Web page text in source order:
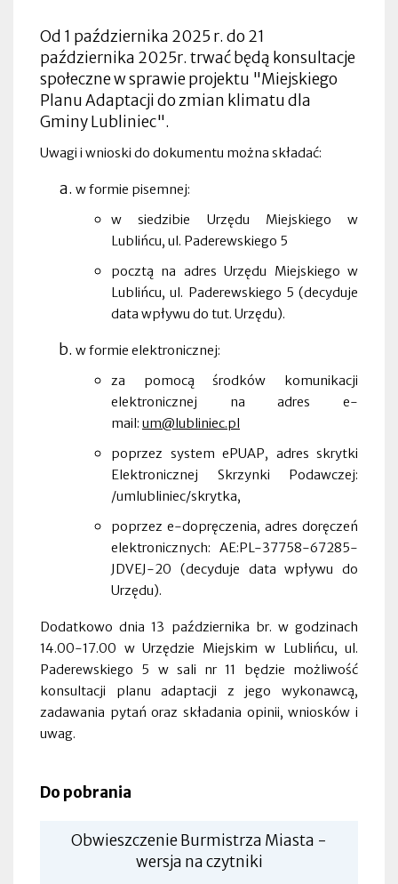
Od 1 października 2025 r. do 21
października 2025r. trwać będą konsultacje
społeczne w sprawie projektu "Miejskiego
Planu Adaptacji do zmian klimatu dla
Gminy Lubliniec".
Uwagi i wnioski do dokumentu można składać:
w formie pisemnej:
w siedzibie Urzędu Miejskiego w
Lublińcu, ul. Paderewskiego 5
pocztą na adres Urzędu Miejskiego w
Lublińcu, ul. Paderewskiego 5 (decyduje
data wpływu do tut. Urzędu).
w formie elektronicznej:
za pomocą środków komunikacji
elektronicznej na adres e-
mail: um@lubliniec.pl
poprzez system ePUAP, adres skrytki
Elektronicznej Skrzynki Podawczej:
/umlubliniec/skrytka,
poprzez e-dopręczenia, adres doręczeń
elektronicznych: AE:PL-37758-67285-
JDVEJ-20 (decyduje data wpływu do
Urzędu).
Dodatkowo dnia 13 października br. w godzinach
14.00-17.00 w Urzędzie Miejskim w Lublińcu, ul.
Paderewskiego 5 w sali nr 11 będzie możliwość
konsultacji planu adaptacji z jego wykonawcą,
zadawania pytań oraz składania opinii, wniosków i
uwag.
Do pobrania
Obwieszczenie Burmistrza Miasta -
wersja na czytniki